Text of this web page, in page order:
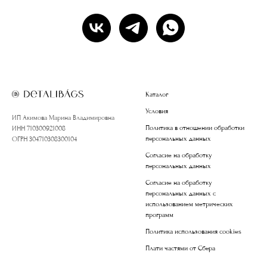
ИП Акимова Марина Владимировна
ИНН 710300921008
ОГРН 304710308300104
Каталог
Условия
Политика в отношении обработки
персональных данных
Согласие на обработку
персональных данных
Согласие на обработку
персональных данных с
использованием метрических
программ
Политика использования cookies
Плати частями от Сбера